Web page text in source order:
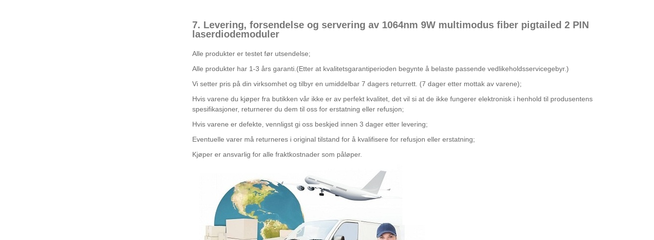
7. Levering, forsendelse og servering av 1064nm 9W multimodus fiber pigtailed 2 PIN
laserdiodemoduler
Alle produkter er testet før utsendelse;
Alle produkter har 1-3 års garanti.(Etter at kvalitetsgarantiperioden begynte å belaste passende vedlikeholdsservicegebyr.)
Vi setter pris på din virksomhet og tilbyr en umiddelbar 7 dagers returrett. (7 dager etter mottak av varene);
Hvis varene du kjøper fra butikken vår ikke er av perfekt kvalitet, det vil si at de ikke fungerer elektronisk i henhold til produsentens
spesifikasjoner, returnerer du dem til oss for erstatning eller refusjon;
Hvis varene er defekte, vennligst gi oss beskjed innen 3 dager etter levering;
Eventuelle varer må returneres i original tilstand for å kvalifisere for refusjon eller erstatning;
Kjøper er ansvarlig for alle fraktkostnader som påløper.